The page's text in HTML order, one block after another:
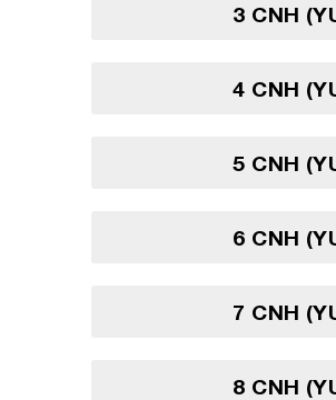
3 CNH
4 CNH
5 CNH
6 CNH
7 CNH
8 CNH